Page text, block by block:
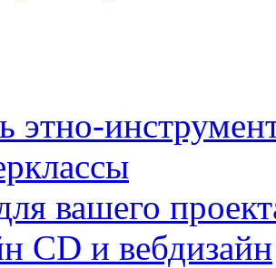
этно-
вашего
CD и вебдизайн